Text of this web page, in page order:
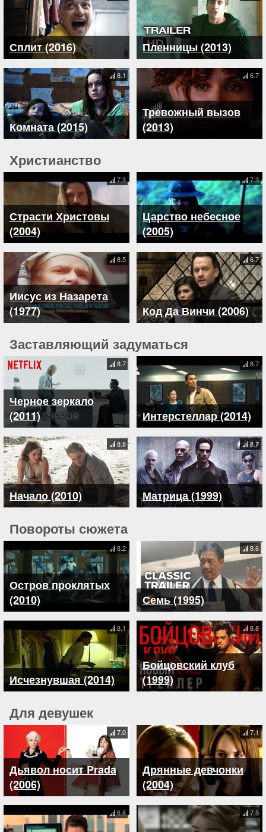
Сплит (2016) Пленницы (2013)
Комната (2015)
8.1
Тревожный вызов
(2013)
6.7
Христианство
Страсти Христовы
(2004)
7.3
Царство небесное
(2005)
7.3
Иисус из Назарета
(1977)
8.5
Код Да Винчи (2006)
6.7
Заставляющий задуматься
Черное зеркало
(2011)
8.7
Интерстеллар (2014)
8.7
Начало (2010)
8.8
Матрица (1999)
8.7
Повороты сюжета
Остров проклятых
(2010)
8.2
Семь (1995)
8.6
Исчезнувшая (2014)
8.1
Бойцовский клуб
(1999)
8.8
Для девушек
Дьявол носит Prada
(2006)
7.0
Дрянные девчонки
(2004)
7.1
6.8 7.5